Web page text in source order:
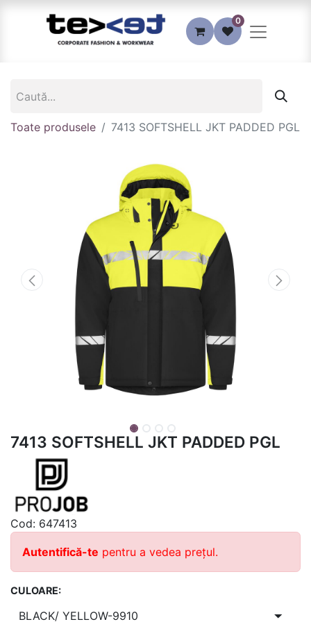
0
Toate produsele 7413 SOFTSHELL JKT PADDED PGL
7413 SOFTSHELL JKT PADDED PGL
Cod: 647413
Autentifică-te pentru a vedea prețul.
CULOARE: